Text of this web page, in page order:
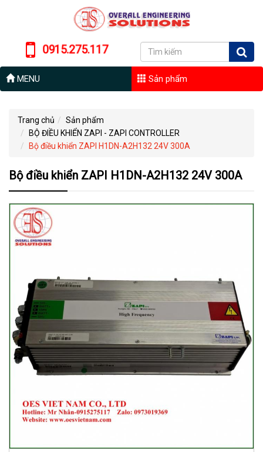
0915.275.117
MENU Sản phẩm
Trang chủ
Sản phẩm
BỘ ĐIỀU KHIỂN ZAPI - ZAPI CONTROLLER
Bộ điều khiển ZAPI H1DN-A2H132 24V 300A
Bộ điều khiển ZAPI H1DN-A2H132 24V 300A